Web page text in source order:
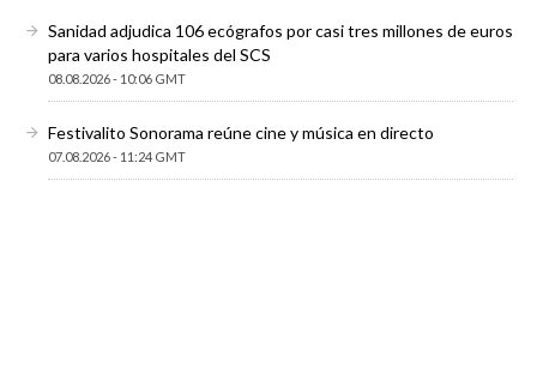
Sanidad adjudica 106 ecógrafos por casi tres millones de euros
para varios hospitales del SCS
08.08.2026 - 10:06 GMT
Festivalito Sonorama reúne cine y música en directo
07.08.2026 - 11:24 GMT